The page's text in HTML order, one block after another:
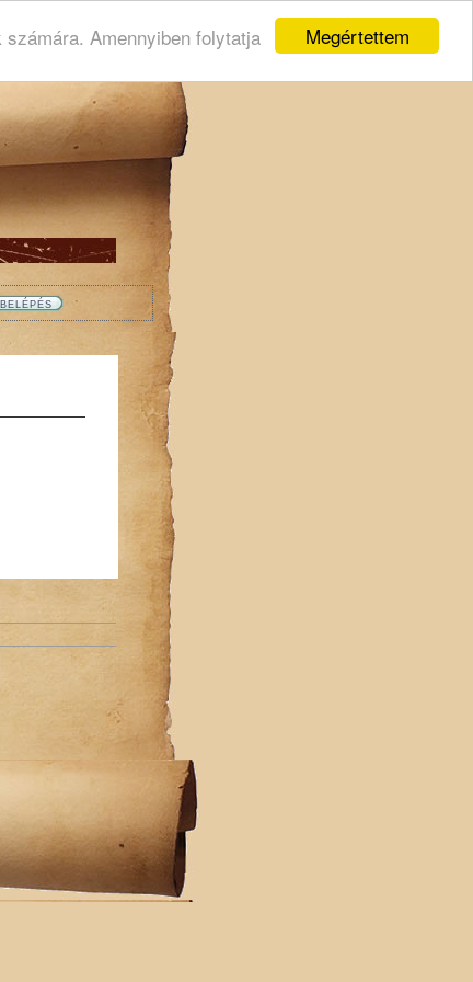
Megértettem
Amennyiben folytatja